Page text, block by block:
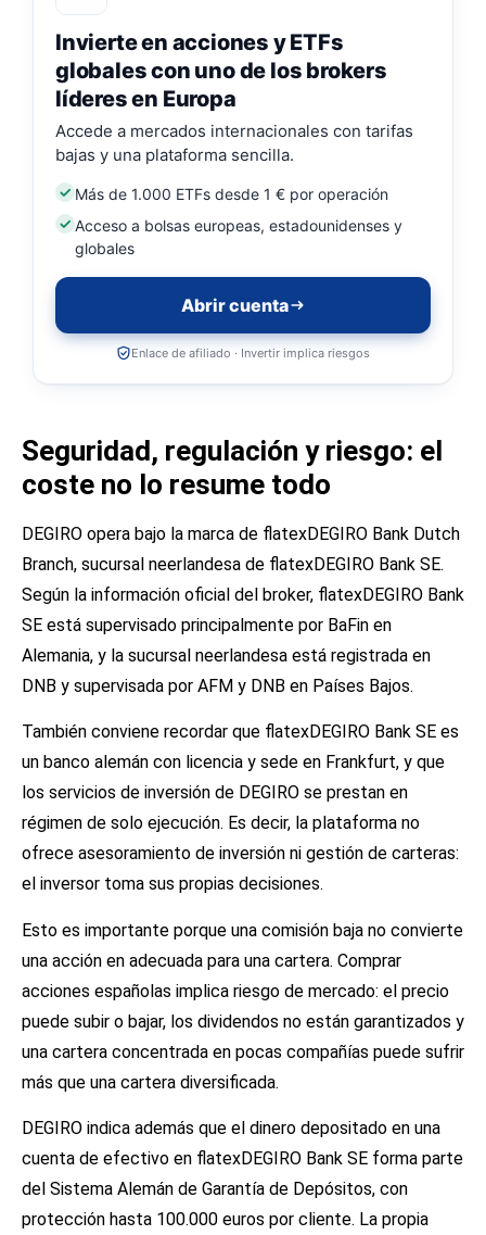
Invierte en acciones y ETFs
globales con uno de los brokers
líderes en Europa
Accede a mercados internacionales con tarifas
bajas y una plataforma sencilla.
Más de 1.000 ETFs desde 1 € por operación
Acceso a bolsas europeas, estadounidenses y
globales
Abrir cuenta
Enlace de afiliado · Invertir implica riesgos
Seguridad, regulación y riesgo: el
coste no lo resume todo
DEGIRO opera bajo la marca de flatexDEGIRO Bank Dutch
Branch, sucursal neerlandesa de flatexDEGIRO Bank SE.
Según la información oficial del broker, flatexDEGIRO Bank
SE está supervisado principalmente por BaFin en
Alemania, y la sucursal neerlandesa está registrada en
DNB y supervisada por AFM y DNB en Países Bajos.
También conviene recordar que flatexDEGIRO Bank SE es
un banco alemán con licencia y sede en Frankfurt, y que
los servicios de inversión de DEGIRO se prestan en
régimen de solo ejecución. Es decir, la plataforma no
ofrece asesoramiento de inversión ni gestión de carteras:
el inversor toma sus propias decisiones.
Esto es importante porque una comisión baja no convierte
una acción en adecuada para una cartera. Comprar
acciones españolas implica riesgo de mercado: el precio
puede subir o bajar, los dividendos no están garantizados y
una cartera concentrada en pocas compañías puede sufrir
más que una cartera diversificada.
DEGIRO indica además que el dinero depositado en una
cuenta de efectivo en flatexDEGIRO Bank SE forma parte
del Sistema Alemán de Garantía de Depósitos, con
protección hasta 100.000 euros por cliente. La propia